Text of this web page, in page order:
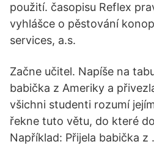
použití. časopisu Reflex
vyhlášce o pěstování
services, a.s.
Začne učitel. Napíše na
babička z Ameriky a
všichni studenti rozumí
řekne tuto větu, do které
Například: Přijela babička